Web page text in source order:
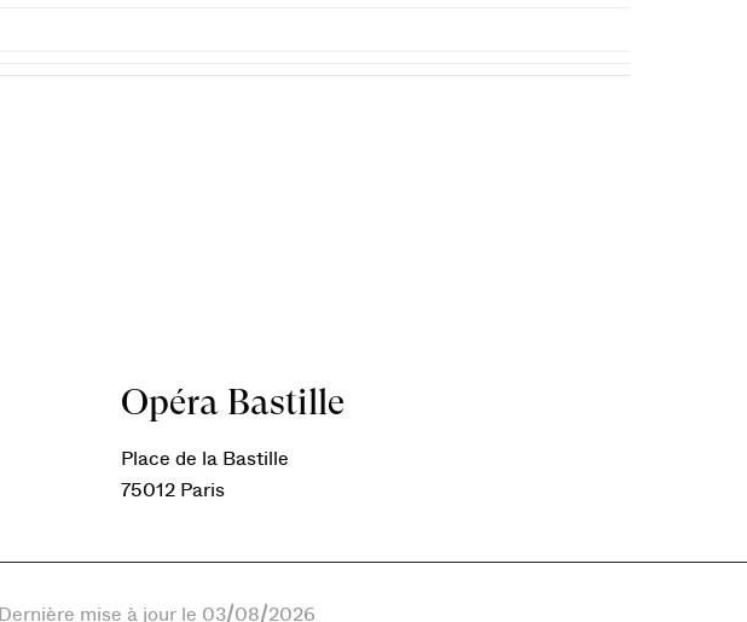
Opéra Bastille
Place de la Bastille
75012 Paris
Dernière mise à jour le 03/08/2026